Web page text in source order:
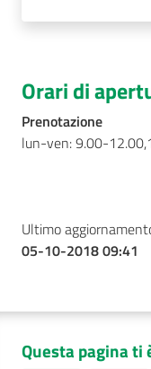
Orari di
Prenotazione
lun-ven: 9.00-
Ultimo
05-10-2018 09:41
Questa pagina ti